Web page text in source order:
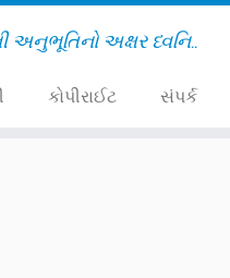
અનુભૂતિનો અક્ષર ધ્વનિ..
કોપીરાઈટ સંપર્ક